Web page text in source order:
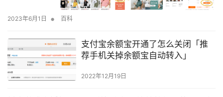
2023年6月1日 • 百科
支付宝余额宝开通了怎么关闭「推
荐手机关掉余额宝自动转入」
2022年12月19日